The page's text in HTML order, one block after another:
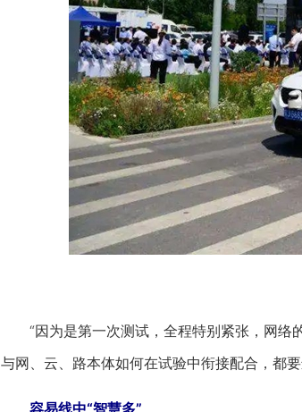
“因为是第一次测试，全程特别紧张，网络
与网、云、路本体如何在试验中衔接配合，都
容易线中“智慧多”